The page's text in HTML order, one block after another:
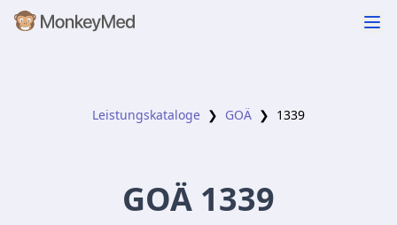
Leistungskataloge ❯ GOÄ ❯ 1339
GOÄ 1339